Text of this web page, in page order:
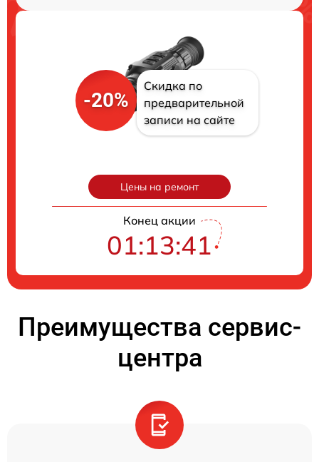
-20%
Скидка по
предварительной
записи на сайте
Цены на ремонт
Конец акции
01:13:40
Преимущества сервис-
центра